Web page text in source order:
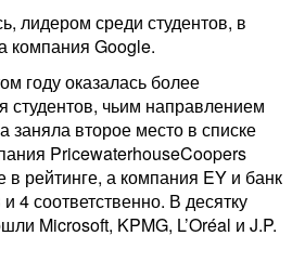
лидером среди студентов, в
компания Google.
году оказалась более
студентов, чьим направлением
заняла второе место в списке
PricewaterhouseCoopers
в рейтинге, а компания EY и банк
4 соответственно. В десятку
Microsoft, KPMG, L’Oréal и J.P.